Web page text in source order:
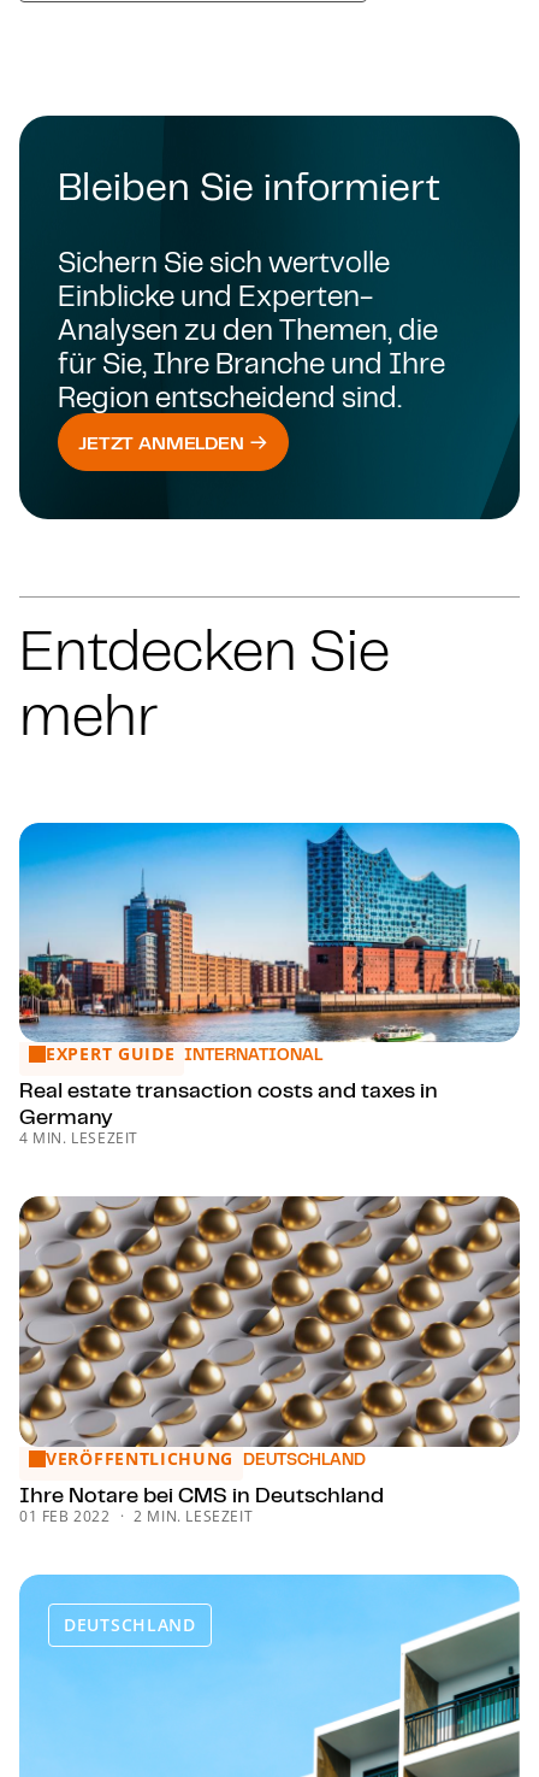
Bleiben Sie informiert
Sichern Sie sich wertvolle
Einblicke und Experten-
Analysen zu den Themen, die
für Sie, Ihre Branche und Ihre
Region entscheidend sind.
JETZT ANMELDEN
Entdecken Sie
mehr
Real estate transaction costs and taxes in Germany
EXPERT GUIDE INTERNATIONAL
Real estate transaction costs and taxes in
Germany
4 MIN. LESEZEIT
Ihre Notare bei CMS in Deutschland
VERÖFFENTLICHUNG DEUTSCHLAND
Ihre Notare bei CMS in Deutschland
01 FEB 2022 2 MIN. LESEZEIT
DEUTSCHLAND